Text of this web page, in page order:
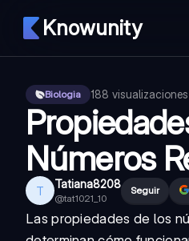
Knowunity
Biologia 188 visualizaciones
Números
T Tatiana8208
@tat1021_10
Seguir
Las propiedades de los